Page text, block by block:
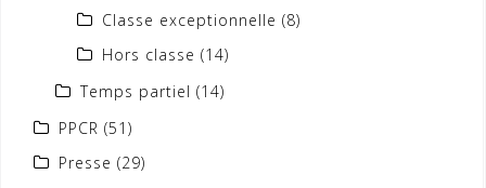
Classe exceptionnelle (8)
Hors classe (14)
Temps partiel (14)
PPCR (51)
Presse (29)